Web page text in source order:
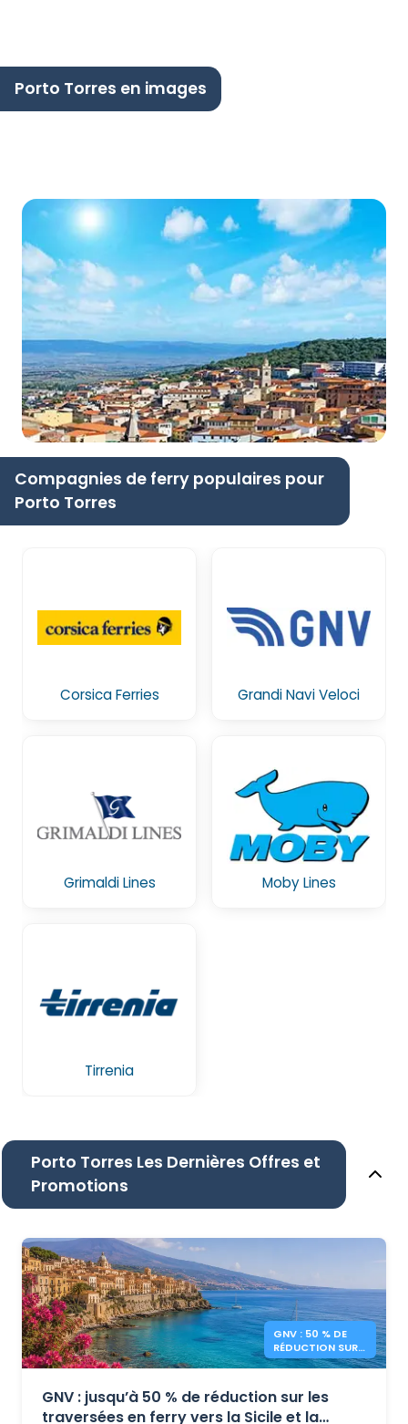
Porto Torres en images
Compagnies de ferry populaires pour
Porto Torres
Corsica Ferries Grandi Navi Veloci
Grimaldi Lines Moby Lines
Tirrenia
Porto Torres Les Dernières Offres et
Promotions
GNV : 50 % DE
RÉDUCTION SUR
LES FERRIES SICILE
GNV : jusqu’à 50 % de réduction sur les
traversées en ferry vers la Sicile et la